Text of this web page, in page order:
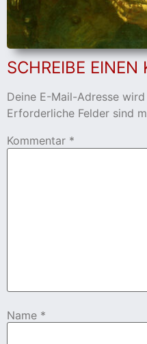
SCHREIBE EINEN
Deine E-Mail-Adresse
Erforderliche Felder sind
Kommentar *
Name *